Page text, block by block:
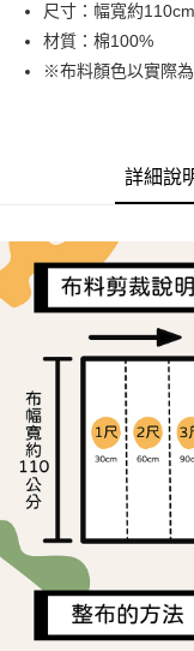
Google Pay
AFTEE先享後付
１．簡單：不需註冊會員
３．安心：先確認商品／
【「AFTEE先享後付」結
１．於結帳方式選擇「
結帳頁面，進行簡訊認證
２．訂單成立數日內，您
３．收到繳費通知簡訊
ATM／網路銀行／等多元
※ 請注意：結帳手續完成
購買商品的店家。未經商
後付繳納相關費用。
※ 交易是否成功請以「
是否繳費成功／繳費後需
客戶支援中心」 https://
【注意事項】
１．透過由恩沛科技股份
易，需依本服務之必要
權轉讓予恩沛科技股份有
全家取貨付款
每筆NT$65，滿
每筆NT$65，滿
宅配
每筆NT$150，滿
離島宅配
每筆NT$240
尺寸：幅寬約110cm
材質：棉100%
※布料顏色以實際為
詳細說